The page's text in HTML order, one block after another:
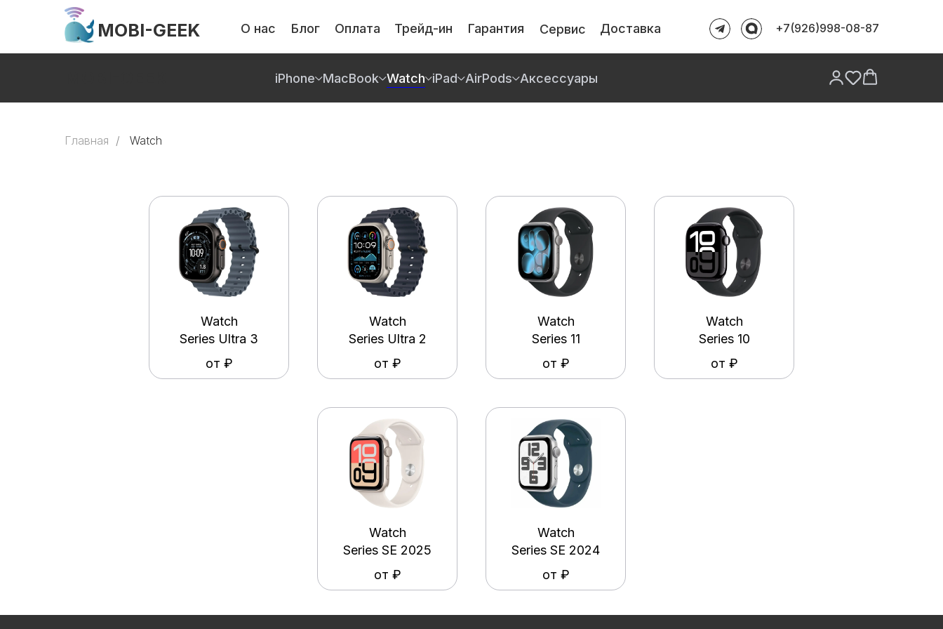
MOBI-GEEK Трейд-ин Доставка
Сервис
Гарантия
Оплата
Блог
О нас +7(926)998-08-87
iPhone MacBook Watch iPad AirPods Аксессуары
Главная / Watch
от ₽
Watch
Series Ultra 2
от ₽
Watch
Series Ultra 3
от ₽
Watch
Series SE 2024
от ₽
Watch
Series SE 2025
от ₽
Watch
Series 10
от ₽
Watch
Series 11